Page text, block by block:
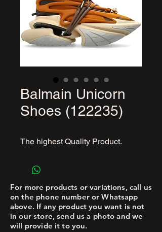
Balmain Unicorn
Shoes (122235)
The highest Quality Product.
For more products or variations, call us
on the phone number or Whatsapp
above. If any product you want is not
in our store, send us a photo and we
will provide it to you.